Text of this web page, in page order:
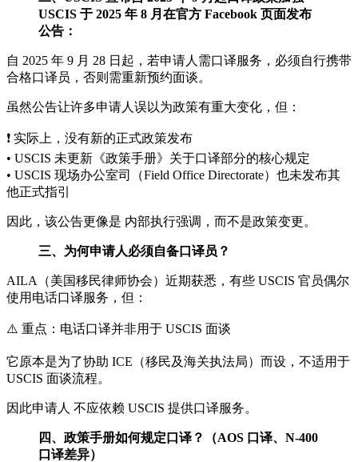
USCIS 于 2025 年 8 月在官方 Facebook 页面发布
公告：
自 2025 年 9 月 28 日起，若申请人需口译服务，必须自行携带
合格口译员，否则需重新预约面谈。
虽然公告让许多申请人误以为政策有重大变化，但：
❗ 实际上，没有新的正式政策发布
• USCIS 未更新《政策手册》关于口译部分的核心规定
• USCIS 现场办公室司（Field Office Directorate）也未发布其
他正式指引
因此，该公告更像是 内部执行强调，而不是政策变更。
三、为何申请人必须自备口译员？
AILA（美国移民律师协会）近期获悉，有些 USCIS 官员偶尔
使用电话口译服务，但：
⚠️ 重点：电话口译并非用于 USCIS 面谈
它原本是为了协助 ICE（移民及海关执法局）而设，不适用于
USCIS 面谈流程。
因此申请人 不应依赖 USCIS 提供口译服务。
四、政策手册如何规定口译？（AOS 口译、N-400
口译差异）